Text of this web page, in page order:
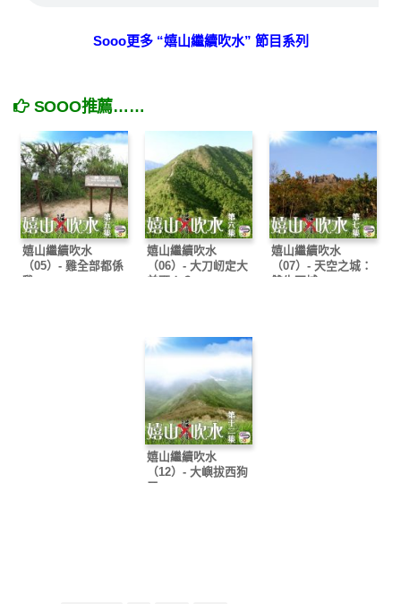
Sooo更多 “嬉山繼續吹水” 節目系列
SOOO推薦……
嬉山繼續吹水
（05）- 雞全部都係
雞
嬉山繼續吹水
（06）- 大刀屻定大
羊頭！？
嬉山繼續吹水
（07）- 天空之城：
雙牛石城
嬉山繼續吹水
（12）- 大嶼拔西狗
牙